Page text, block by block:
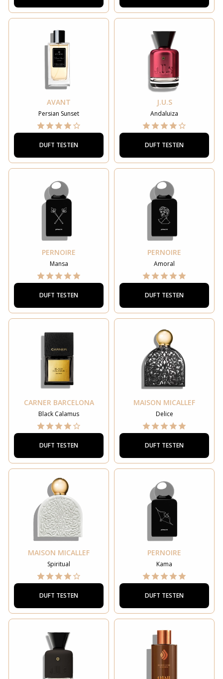
AVANT
Persian Sunset
DUFT TESTEN
J.U.S
Andaluiza
DUFT TESTEN
PERNOIRE
Mansa
DUFT TESTEN
PERNOIRE
Amoral
DUFT TESTEN
CARNER BARCELONA
Black Calamus
DUFT TESTEN
MAISON MICALLEF
Delice
DUFT TESTEN
MAISON MICALLEF
Spiritual
DUFT TESTEN
PERNOIRE
Kama
DUFT TESTEN